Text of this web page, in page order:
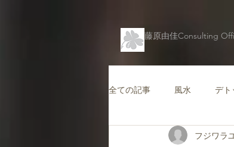
藤原由佳Consulting
全ての記事 風水 デト
仕事運を高める風水フジワラ